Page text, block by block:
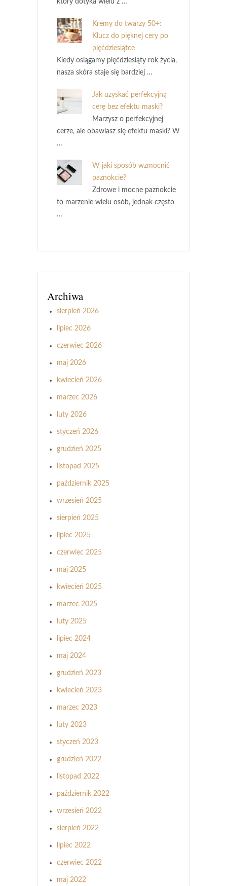
Kremy do twarzy 50+:
Klucz do pięknej cery po
pięćdziesiątce
Kiedy osiągamy pięćdziesiąty rok życia,
nasza skóra staje się bardziej …
Jak uzyskać perfekcyjną
cerę bez efektu maski?
Marzysz o perfekcyjnej
cerze, ale obawiasz się efektu maski? W
…
W jaki sposób wzmocnić
paznokcie?
Zdrowe i mocne paznokcie
to marzenie wielu osób, jednak często
…
Archiwa
sierpień 2026
lipiec 2026
czerwiec 2026
maj 2026
kwiecień 2026
marzec 2026
luty 2026
styczeń 2026
grudzień 2025
listopad 2025
październik 2025
wrzesień 2025
sierpień 2025
lipiec 2025
czerwiec 2025
maj 2025
kwiecień 2025
marzec 2025
luty 2025
lipiec 2024
maj 2024
grudzień 2023
kwiecień 2023
marzec 2023
luty 2023
styczeń 2023
grudzień 2022
listopad 2022
październik 2022
wrzesień 2022
sierpień 2022
lipiec 2022
czerwiec 2022
maj 2022